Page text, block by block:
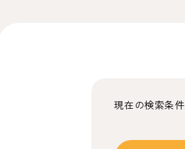
現在の検索条件